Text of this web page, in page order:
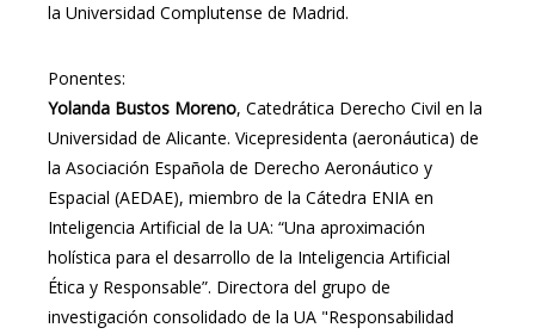
la Universidad Complutense de Madrid.
Ponentes:
Yolanda Bustos Moreno, Catedrática Derecho Civil en la
Universidad de Alicante. Vicepresidenta (aeronáutica) de
la Asociación Española de Derecho Aeronáutico y
Espacial (AEDAE), miembro de la Cátedra ENIA en
Inteligencia Artificial de la UA: “Una aproximación
holística para el desarrollo de la Inteligencia Artificial
Ética y Responsable”. Directora del grupo de
investigación consolidado de la UA "Responsabilidad